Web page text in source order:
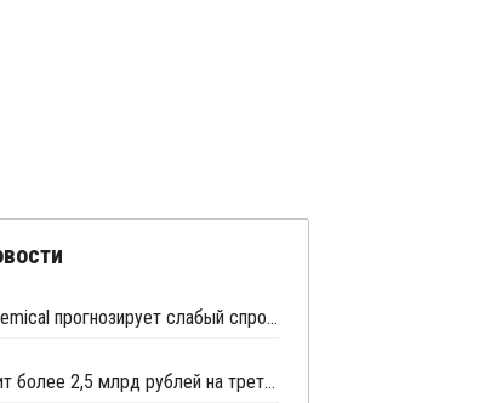
Kumho Petrochemical прогнозирует слабый спрос и ценовое давление на рынке стирола из-за переизбытка предложения
СИБУР направит более 2,5 млрд рублей на третий этап модернизации очистных сооружений НКНХ